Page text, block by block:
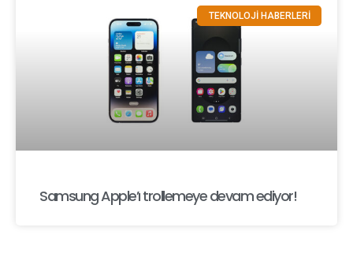
TEKNOLOJİ HABERLERİ
Samsung Apple’ı trollemeye devam ediyor!